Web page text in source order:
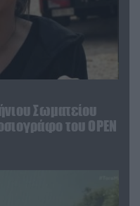
Σωματείου
του OPEN